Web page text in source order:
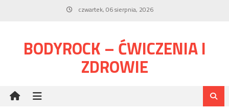
czwartek, 06 sierpnia, 2026
BODYROCK – ĆWICZENIA I
ZDROWIE